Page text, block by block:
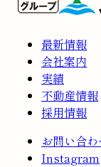
最新情報
会社案内
実績
不動産情報
採用情報
お問い合
Instagram